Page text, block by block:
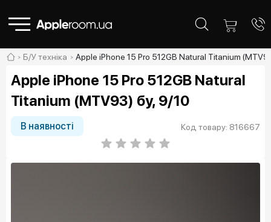
Б/У техніка Apple iPhone 15 Pro 512GB Natural Titanium
Apple iPhone 15 Pro 512GB Natural
Titanium (MTV93) бу, 9/10
В наявності Код товару: 816667